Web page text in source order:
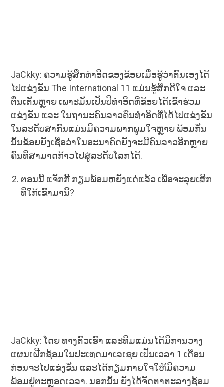
JaCkky: ຄວາມຮູ້ສຶກທໍາອິດຂອງຂ້ອຍເມື່ອຮູ້ວ່າຕົນເອງໄດ້
ໄປແຂ່ງຂັນ The International 11 ແມ່ນຮູ້ສຶກດີໃຈ ແລະ
ຕື່ນເຕັ້ນຫຼາຍ ເພາະມັນເປັນປີທໍາອິດທີ່ຂ້ອຍໄດ້ເຂົ້າຮ່ວມ
ແຂ່ງຂັນ ແລະ ໃນຖານະຄົນລາວຄົນທໍາອິດທີ່ໄດ້ໄປແຂ່ງຂັນ
ໃນລະດັບສາກົນແມ່ນມີຄວາມພາກພູມໃຈຫຼາຍ ພ້ອມກັນ
ນັ້ນຂ້ອຍຍັງເຊື່ອວ່າໃນອະນາຄົດຍັງຈະມີຄົນລາວອີກຫຼາຍ
ຄົນທີ່ສາມາດກ້າວໄປສູ່ລະດັບໂລກໄດ້.
ຕອນນີ້ ແຈັກກີ້ ກຽມພ້ອມຫຍັງແດ່ແລ້ວ ເພື່ອຈະລຸຍເສິກ
ທີ່ໃກ້ເຂົ້າມານີ້?
JaCkky: ໂດຍ ທາງຕົວເຮົາ ແລະທີມແມ່ນໄດ້ມີການວາງ
ແຜນເຝີກຊ້ອມໃນປະເທດມາເລເຊຍ ເປັນເວລາ 1 ເດືອນ
ກ່ອນຈະໄປແຂ່ງຂັນ ແລະໄດ້ກຽມກາຍໃຈໃຫ້ມີຄວາມ
ພ້ອມຢູ່ຕະຫຼອດເວລາ. ນອກນັ້ນ ຍັງໄດ້ຈັດຕາຕະລາງຊ້ອມ